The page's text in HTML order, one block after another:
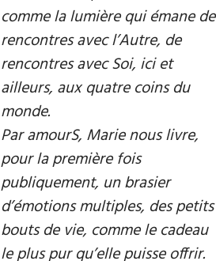
comme la lumière qui émane de
rencontres avec l’Autre, de
rencontres avec Soi, ici et
ailleurs, aux quatre coins du
monde.
Par amourS, Marie nous livre,
pour la première fois
publiquement, un brasier
d’émotions multiples, des petits
bouts de vie, comme le cadeau
le plus pur qu’elle puisse offrir.